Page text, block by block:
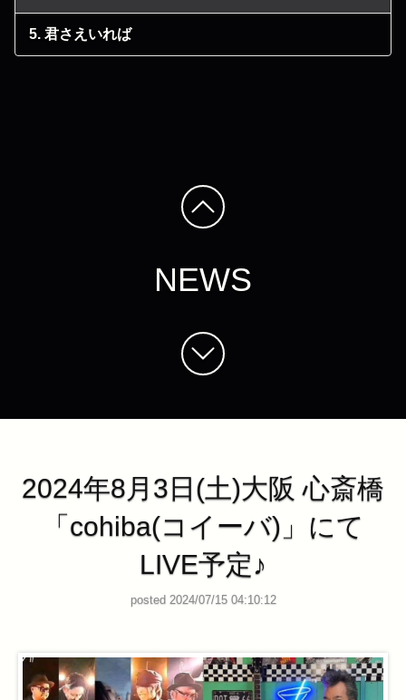
5. 君さえいれば
NEWS
2024年8月3日(土)大阪 心斎橋
「cohiba(コイーバ)」にて
LIVE予定♪
posted 2024/07/15 04:10:12